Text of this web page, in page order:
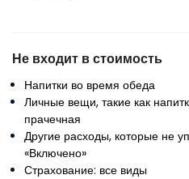
Не входит в стоимость
Напитки во время обеда
Личные вещи, такие как
прачечная
Другие расходы, которые не
«Включено»
Страхование: все виды